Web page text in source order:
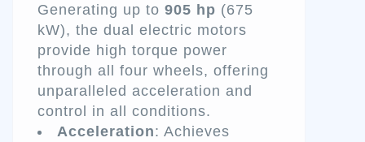
Generating up to 905 hp (675
kW), the dual electric motors
provide high torque power
through all four wheels, offering
unparalleled acceleration and
control in all conditions.
Acceleration: Achieves